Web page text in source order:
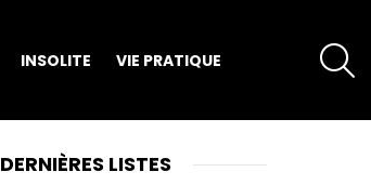
INSOLITE VIE PRATIQUE
DERNIÈRES LISTES